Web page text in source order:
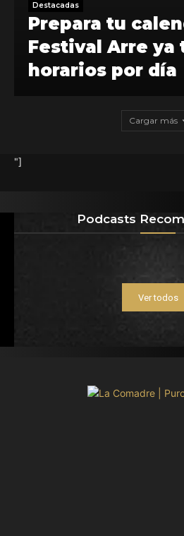
Destacadas
Prepara tu
Festival Arre ya
horarios por día
Cargar más
"]
Podcasts
Ver todos